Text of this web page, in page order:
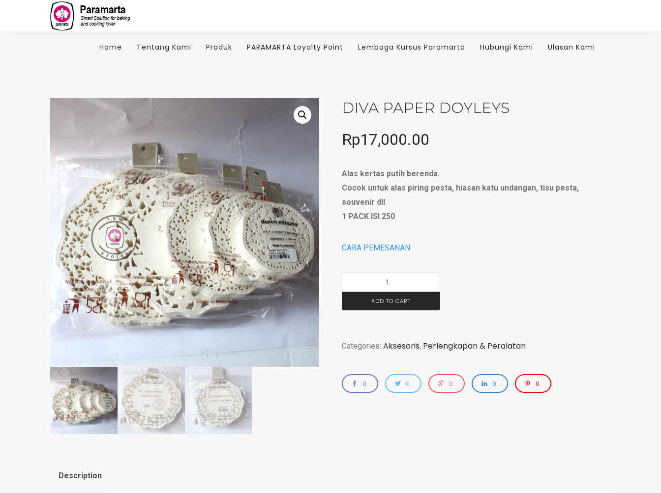
Home Tentang Kami Produk PARAMARTA Loyalty Point Lembaga Kursus Paramarta Hubungi Kami Ulasan Kami
DIVA PAPER DOYLEYS
Rp17,000.00
Alas kertas putih berenda.
Cocok untuk alas piring pesta, hiasan katu undangan, tisu pesta,
souvenir dll
1 PACK ISI 250
CARA PEMESANAN
ADD TO CART
Categories: Aksesoris, Perlengkapan & Peralatan
0 0 0 0 0
Description